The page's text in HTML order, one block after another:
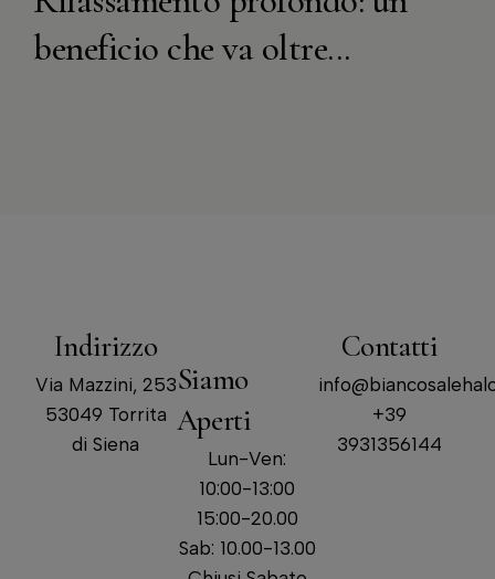
beneficio che va oltre...
Indirizzo
Via Mazzini, 253
53049 Torrita
di Siena
Siamo
Aperti
Lun-Ven:
10:00-13:00
15:00-20.00
Sab: 10.00-13.00
Contatti
+39
3931356144